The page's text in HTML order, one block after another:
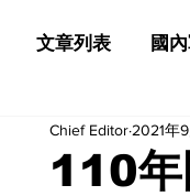
110年
Chief Editor 2021年
文章列表 國